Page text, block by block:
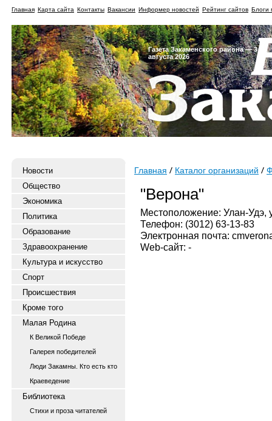
Главная Карта сайта Контакты Вакансии Информер новостей Рейтинг сайтов Блоги
Газета Закаменского района — 3
августа 2026
Новости
Общество
Экономика
Политика
Образование
Здравоохранение
Культура и искусство
Спорт
Происшествия
Кроме того
Малая Родина
К Великой Победе
Галерея победителей
Люди Закамны. Кто есть кто
Краеведение
Библиотека
Стихи и проза читателей
Главная Каталог организаций
"Верона"
Местоположение: Улан-Удэ,
Телефон: (3012) 63-13-83
Электронная почта:
Web-сайт: -